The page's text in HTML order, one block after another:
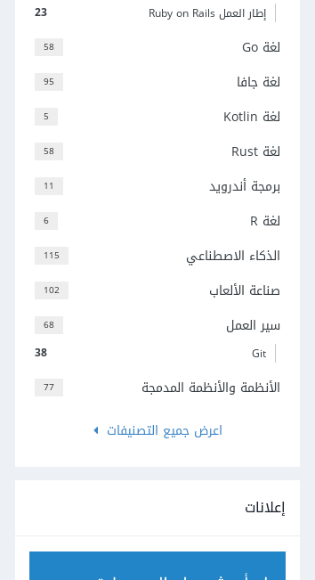
23 إطار العمل Ruby on Rails
58 لغة Go
95 لغة جافا
5 لغة Kotlin
58 لغة Rust
11 برمجة أندرويد
6 لغة R
115 الذكاء الاصطناعي
102 صناعة الألعاب
68 سير العمل
38 Git
77
الأنظمة والأنظمة المدمجة
اعرض جميع التصنيفات
إعلانات